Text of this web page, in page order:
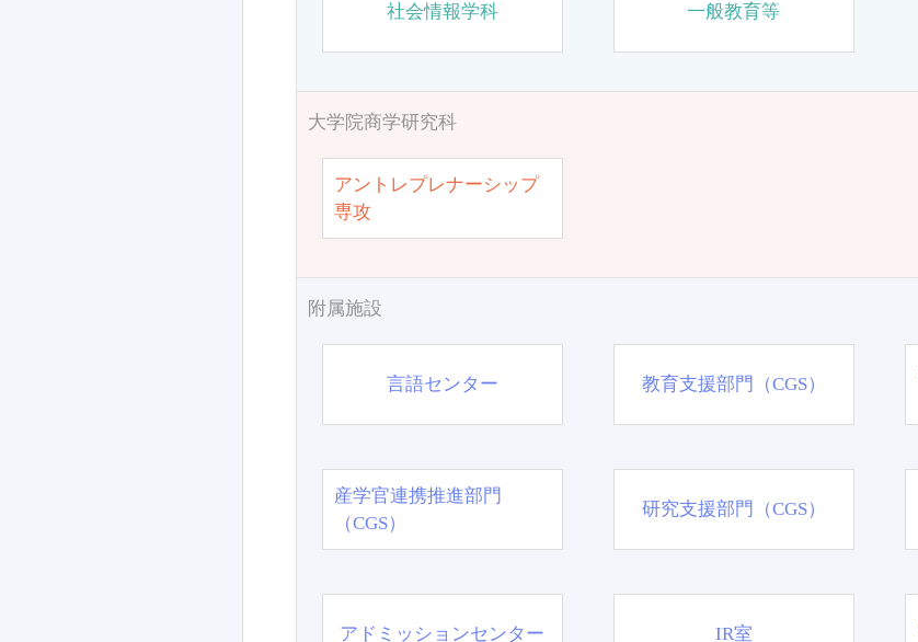
社会情報学科 一般教育等
大学院商学研究科
アントレプレナーシップ
専攻
附属施設
言語センター 教育支援部門（CGS）
産学官連携推進部門
（CGS）
研究支援部門（CGS）
アドミッションセンター IR室